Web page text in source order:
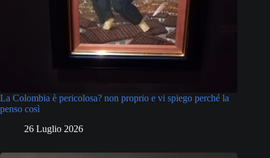
La Colombia è pericolosa? non proprio e vi spiego perché la
penso così
26 Luglio 2026